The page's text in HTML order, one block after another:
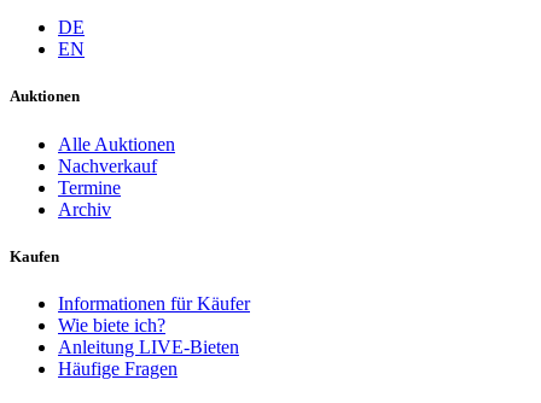
DE
EN
Auktionen
Alle Auktionen
Nachverkauf
Termine
Archiv
Kaufen
Informationen für Käufer
Wie biete ich?
Anleitung LIVE-Bieten
Häufige Fragen